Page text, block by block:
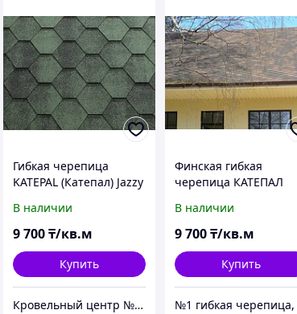
Гибкая черепица
KATEPAL (Катепал) Jazzy
В наличии
9 700₸/кв.м
Купить
Кровельный центр №1 - Премиальные материалы, гибкая черепица, композитная черепица в Алматы
Финская гибкая
черепица КАТЕПАЛ
Коллекция Jazzy
Коричневый
В наличии
9 700₸/кв.м
Купить